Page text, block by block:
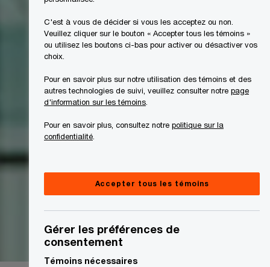
C'est à vous de décider si vous les acceptez ou non.
Veuillez cliquer sur le bouton « Accepter tous les témoins »
ou utilisez les boutons ci-bas pour activer ou désactiver vos
choix.
Pour en savoir plus sur notre utilisation des témoins et des
autres technologies de suivi, veuillez consulter notre page
d'information sur les témoins
Pour en savoir plus, consultez notre politique sur la
confidentialité
Accepter tous les témoins
Gérer les préférences de
consentement
Témoins nécessaires